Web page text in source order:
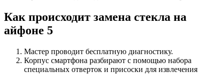
Как происходит замена стекла на
айфоне 5
Мастер проводит бесплатную диагностику.
Корпус смартфона разбирают с помощью набора
специальных отверток и присоски для извлечения